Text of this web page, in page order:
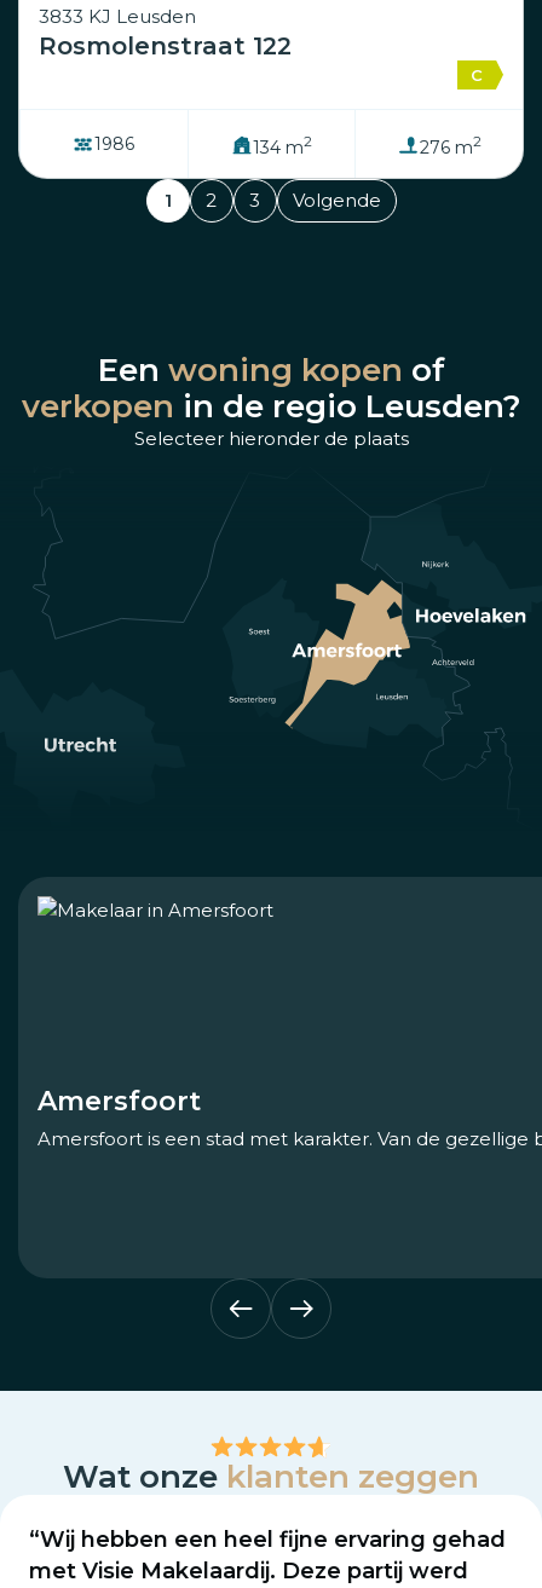
3833 KJ Leusden
Rosmolenstraat 122
C
1986 134 m2 276 m2
1 2 3 Volgende
Een woning kopen of
verkopen in de regio Leusden?
Selecteer hieronder de plaats
Amersfoort
Amersfoort is een stad met karakter. Van de
Wat onze klanten zeggen
“Wij hebben een heel fijne ervaring gehad
met Visie Makelaardij. Deze partij werd